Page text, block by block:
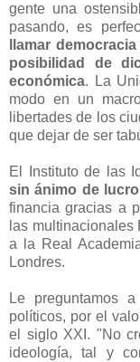
gente una
pasando, es
llamar
posibilidad de
económica. La
modo en un
libertades de los
que dejar de ser
El Instituto de las
sin ánimo de lucro
financia gracias a
las
a la Real
Londres.
Le preguntamos
políticos, por el
el siglo XXI. "No
ideología, tal y